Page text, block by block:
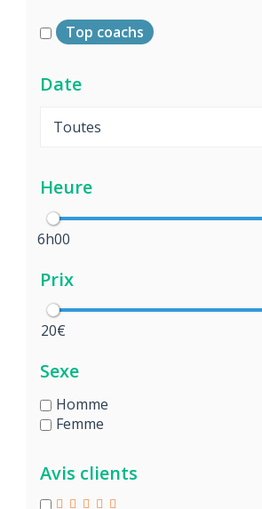
Top coachs
Date
Heure
6h00
Prix
20€
Sexe
Homme
Femme
Avis clients